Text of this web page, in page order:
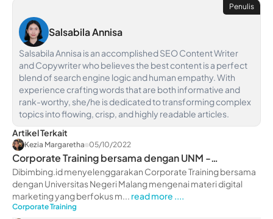
Penulis
Salsabila Annisa
Salsabila Annisa is an accomplished SEO Content Writer
and Copywriter who believes the best content is a perfect
blend of search engine logic and human empathy. With
experience crafting words that are both informative and
rank-worthy, she/he is dedicated to transforming complex
topics into flowing, crisp, and highly readable articles.
Artikel Terkait
Kezia Margaretha 05/10/2022
Corporate Training bersama dengan UNM -
dibimbing.id
Dibimbing.id menyelenggarakan Corporate Training bersama
dengan Universitas Negeri Malang mengenai materi digital
marketing yang berfokus m... read more ....
Corporate Training